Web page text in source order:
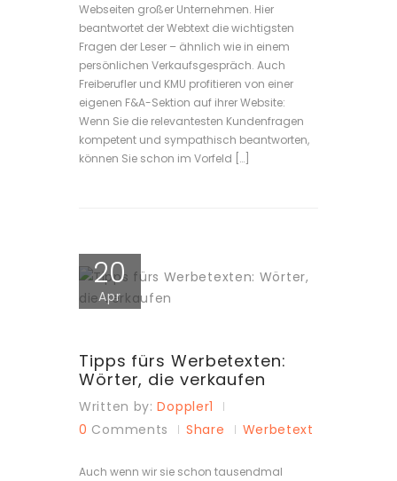
Webseiten großer Unternehmen. Hier
beantwortet der Webtext die wichtigsten
Fragen der Leser – ähnlich wie in einem
persönlichen Verkaufsgespräch. Auch
Freiberufler und KMU profitieren von einer
eigenen F&A-Sektion auf ihrer Website:
Wenn Sie die relevantesten Kundenfragen
kompetent und sympathisch beantworten,
können Sie schon im Vorfeld […]
20
Apr
Tipps fürs Werbetexten:
Wörter, die verkaufen
Written by:Doppler1
0 Comments Share Werbetext
Auch wenn wir sie schon tausendmal